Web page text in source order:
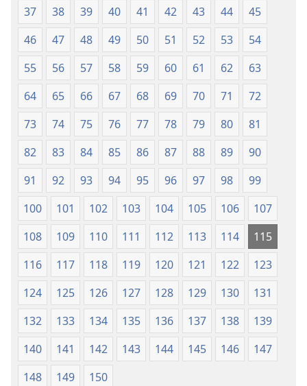
37
38 39 40 41 42 43 44
45
46
47 48 49 50 51 52 53
54
55
56 57 58 59 60 61 62
63
64
65 66 67 68 69 70 71
72
73
74 75 76 77 78 79 80
81
82
83 84 85 86 87 88 89
90
91
92 93 94 95 96 97 98
99
100
101 102 103 104 105 106
107
108
109 110 111 112 113 114
115
116
117 118 119 120 121 122
123
124
125 126 127 128 129 130
131
132
133 134 135 136 137 138
139
140
141 142 143 144 145 146
147
148
149 150